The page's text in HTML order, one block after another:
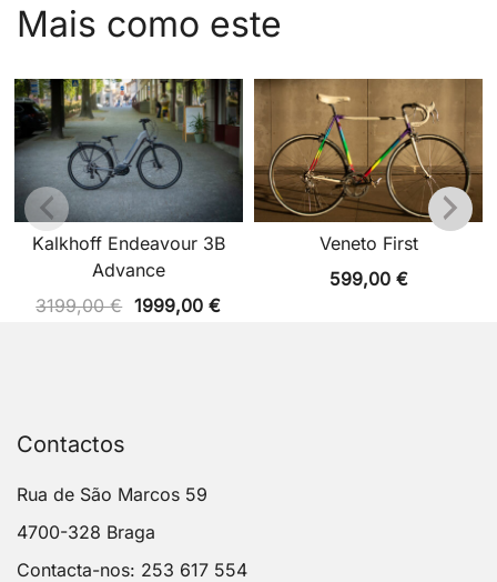
Mais como este
Kalkhoff Endeavour 3B
Advance
3199,00€ O
1999,00€O
Veneto First
599,00 €
Contactos
Rua de São Marcos 59
4700-328 Braga
Contacta-nos: 253 617 554